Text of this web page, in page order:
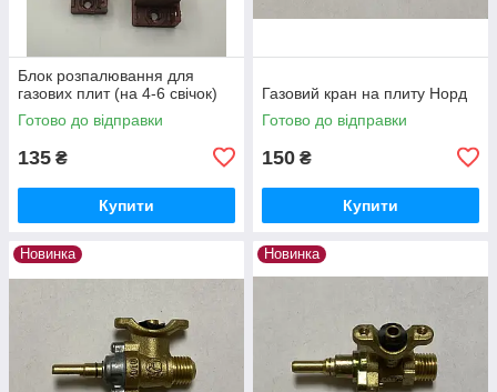
Блок розпалювання для
газових плит (на 4-6 свічок)
Готово до відправки
135 ₴
Купити
Газовий кран на плиту Норд
Готово до відправки
150 ₴
Купити
Новинка Новинка